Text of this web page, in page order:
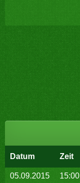
Datum Zeit
05.09.2015 15:00